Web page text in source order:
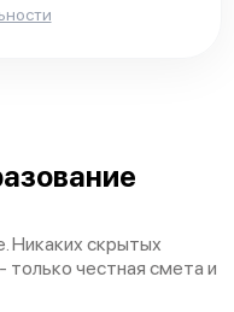
Никаких скрытых
честная смета и